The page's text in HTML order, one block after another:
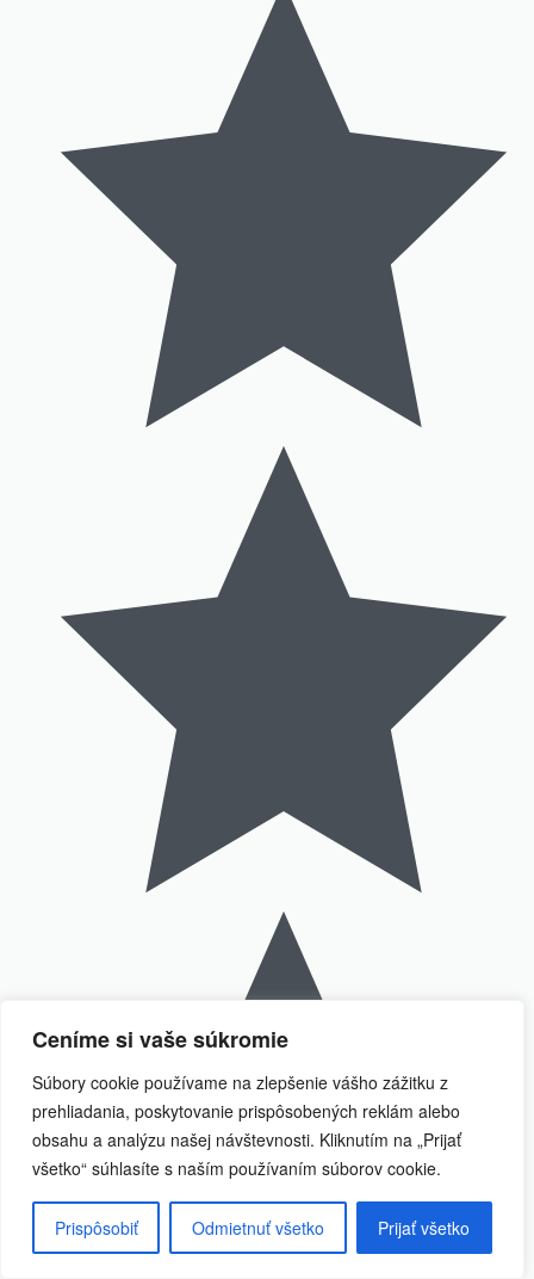
Ceníme si vaše súkromie
Súbory cookie používame na zlepšenie vášho zážitku z
prehliadania, poskytovanie prispôsobených reklám alebo
obsahu a analýzu našej návštevnosti. Kliknutím na „Prijať
všetko“ súhlasíte s naším používaním súborov cookie.
Prispôsobiť Odmietnuť všetko Prijať všetko